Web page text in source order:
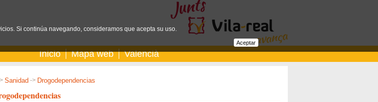
Inicio Mapa web Valencià
Sanidad -> Drogodependencias
Si continúa navegando, consideramos que acepta su uso.
Aceptar